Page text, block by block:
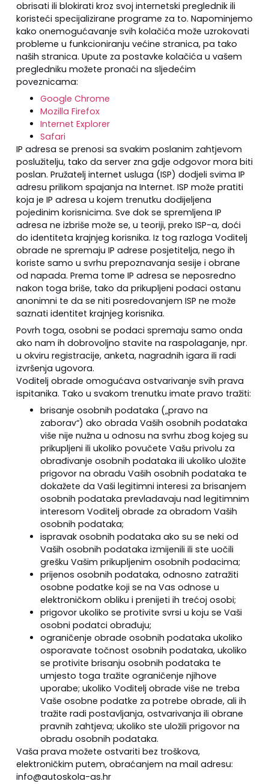
obrisati ili blokirati kroz svoj internetski preglednik ili
koristeći specijalizirane programe za to. Napominjemo
kako onemogućavanje svih kolačića može uzrokovati
probleme u funkcioniranju većine stranica, pa tako
naših stranica. Upute za postavke kolačića u vašem
pregledniku možete pronaći na sljedećim
poveznicama:
Google Chrome
Mozilla Firefox
Internet Explorer
Safari
IP adresa se prenosi sa svakim poslanim zahtjevom
poslužitelju, tako da server zna gdje odgovor mora biti
poslan. Pružatelj internet usluga (ISP) dodjeli svima IP
adresu prilikom spajanja na Internet. ISP može pratiti
koja je IP adresa u kojem trenutku dodijeljena
pojedinim korisnicima. Sve dok se spremljena IP
adresa ne izbriše može se, u teoriji, preko ISP-a, doći
do identiteta krajnjeg korisnika. Iz tog razloga Voditelj
obrade ne spremaju IP adrese posjetitelja, nego ih
koriste samo u svrhu prepoznavanja sesije i obrane
od napada. Prema tome IP adresa se neposredno
nakon toga briše, tako da prikupljeni podaci ostanu
anonimni te da se niti posredovanjem ISP ne može
saznati identitet krajnjeg korisnika.
Povrh toga, osobni se podaci spremaju samo onda
ako nam ih dobrovoljno stavite na raspolaganje, npr.
u okviru registracije, anketa, nagradnih igara ili radi
izvršenja ugovora.
Voditelj obrade omogućava ostvarivanje svih prava
ispitanika. Tako u svakom trenutku imate pravo tražiti:
brisanje osobnih podataka („pravo na
zaborav“) ako obrada Vaših osobnih podataka
više nije nužna u odnosu na svrhu zbog kojeg su
prikupljeni ili ukoliko povučete Vašu privolu za
obrađivanje osobnih podataka ili ukoliko uložite
prigovor na obradu Vaših osobnih podataka te
dokažete da Vaši legitimni interesi za brisanjem
osobnih podataka prevladavaju nad legitimnim
interesom Voditelj obrade za obradom Vaših
osobnih podataka;
ispravak osobnih podataka ako su se neki od
Vaših osobnih podataka izmijenili ili ste uočili
grešku Vašim prikupljenim osobnih podacima;
prijenos osobnih podataka, odnosno zatražiti
osobne podatke koji se na Vas odnose u
elektroničkom obliku i prenijeti ih trećoj osobi;
prigovor ukoliko se protivite svrsi u koju se Vaši
osobni podatci obrađuju;
ograničenje obrade osobnih podataka ukoliko
osporavate točnost osobnih podataka, ukoliko
se protivite brisanju osobnih podataka te
umjesto toga tražite ograničenje njihove
uporabe; ukoliko Voditelj obrade više ne treba
Vaše osobne podatke za potrebe obrade, ali ih
tražite radi postavljanja, ostvarivanja ili obrane
pravnih zahtjeva; ukoliko ste uložili prigovor na
obradu osobnih podataka.
Vaša prava možete ostvariti bez troškova,
elektroničkim putem, obraćanjem na mail adresu:
info@autoskola-as.hr